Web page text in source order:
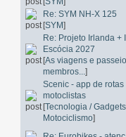
Re: SYM NH-X 125
[SYM]
Re: Projeto Irlanda +
Escócia 2027
[As viagens e
membros...]
Scenic - app de
motoclistas
[Tecnologia /
Motociclismo]